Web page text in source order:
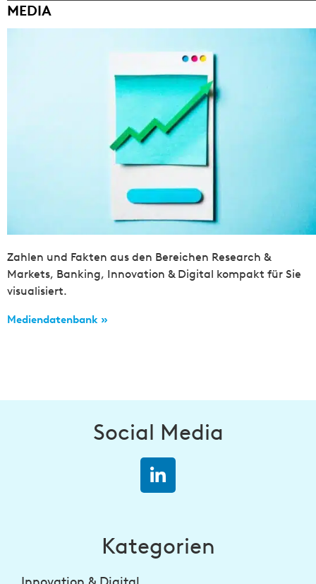
MEDIA
Zahlen und Fakten aus den Bereichen Research &
Markets, Banking, Innovation & Digital kompakt für Sie
visualisiert.
Mediendatenbank »
Social Media
Kategorien